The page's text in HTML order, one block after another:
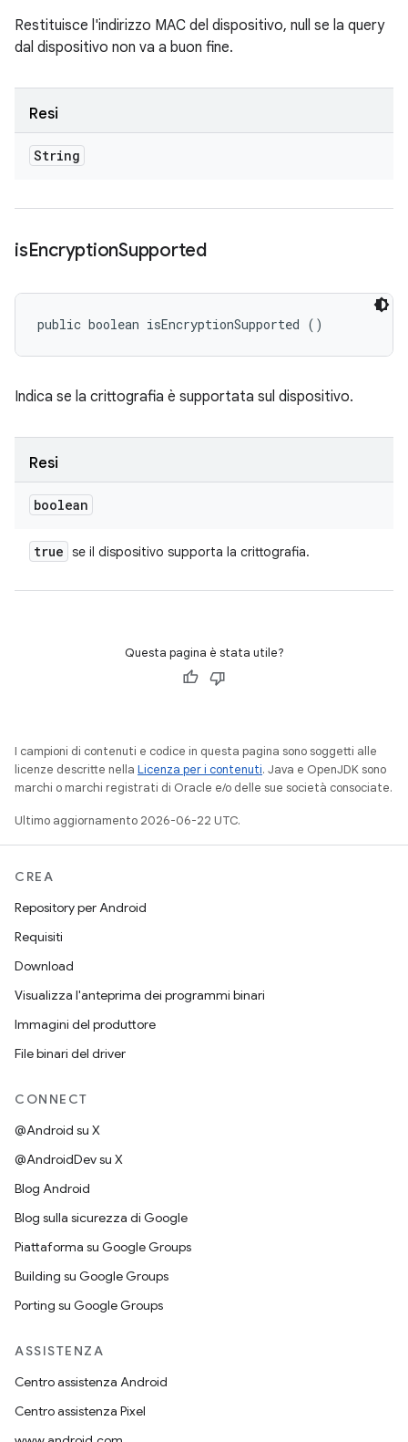
Restituisce l'indirizzo MAC del dispositivo, null se la query
dal dispositivo non va a buon fine.
Resi
String
isEncryptionSupported
public boolean isEncryptionSupported ()
Indica se la crittografia è supportata sul dispositivo.
Resi
boolean
true se il dispositivo supporta la crittografia.
Questa pagina è stata utile?
I campioni di contenuti e codice in questa pagina sono soggetti alle
licenze descritte nella Licenza per i contenuti. Java e OpenJDK sono
marchi o marchi registrati di Oracle e/o delle sue società consociate.
Ultimo aggiornamento 2026-06-22 UTC.
CREA
Repository per Android
Requisiti
Download
Visualizza l'anteprima dei programmi binari
Immagini del produttore
File binari del driver
CONNECT
@Android su X
@AndroidDev su X
Blog Android
Blog sulla sicurezza di Google
Piattaforma su Google Groups
Building su Google Groups
Porting su Google Groups
ASSISTENZA
Centro assistenza Android
Centro assistenza Pixel